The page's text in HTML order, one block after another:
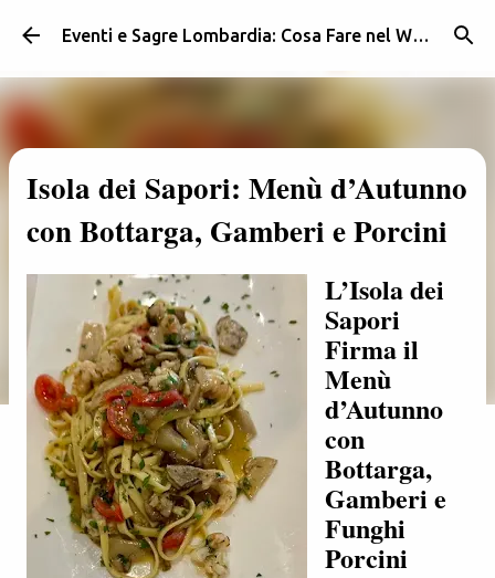
Passa ai contenuti principali Eventi e Sagre Lombardia: Cosa Fare nel Weekend | Weekendidea
Isola dei Sapori: Menù d’Autunno
con Bottarga, Gamberi e Porcini
L’Isola dei
Sapori
Firma il
Menù
d’Autunno
con
Bottarga,
Gamberi e
Funghi
Porcini